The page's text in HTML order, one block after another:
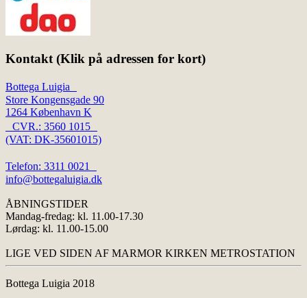
Kontakt (Klik på adressen for kort)
Bottega Luigia
Store Kongensgade 90
1264 København K
CVR.: 3560 1015
(VAT: DK-35601015)
Telefon: 3311 0021
info@bottegaluigia.dk
ÅBNINGSTIDER
Mandag-fredag: kl. 11.00-17.30
Lørdag: kl. 11.00-15.00
LIGE VED SIDEN AF MARMOR KIRKEN METROSTATION
Bottega Luigia 2018